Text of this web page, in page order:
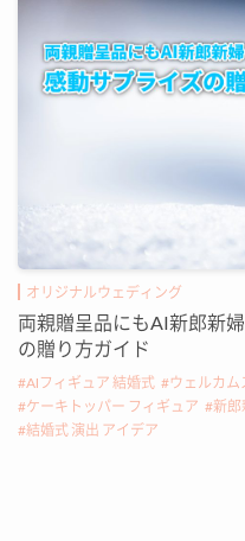
オリジナルウェディング
両親贈呈品にもAI新郎新
の贈り方ガイド
AIフィギュア 結婚式 ウェルカム
ケーキトッパー フィギュア
新郎
結婚式 演出 アイデア